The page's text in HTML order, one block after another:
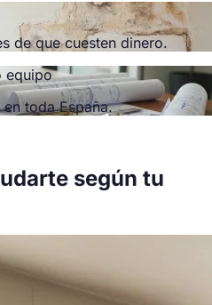
de que cuesten dinero.
equipo
toda España.
según tu